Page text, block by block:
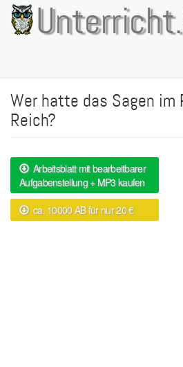
Direkt
zum
Inhalt
Wer hatte das Sagen im
Reich?
Arbeitsblatt mit bearbeitbarer
Aufgabenstellung + MP3 kaufen
ca. 10000 AB für nur 20 €